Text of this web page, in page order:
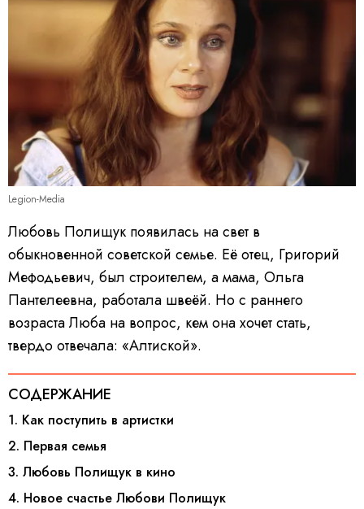
Legion-Media
Любовь Полищук появилась на свет в
обыкновенной советской семье. Её отец, Григорий
Мефодьевич, был строителем, а мама, Ольга
Пантелеевна, работала швеёй. Но с раннего
возраста Люба на вопрос, кем она хочет стать,
твердо отвечала: «Алтиской».
СОДЕРЖАНИЕ
1. Как поступить в артистки
2. Первая семья
3. Любовь Полищук в кино
4. Новое счастье Любови Полищук